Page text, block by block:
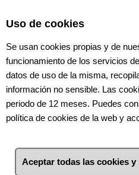
Florida/Babel/San
Uso de cookies
Se usan cookies propias y de
funcionamiento de los servicios
datos de uso de la misma,
información no sensible. Las
periodo de 12 meses. Puedes
política de cookies de la web y
Aceptar todas las cookies